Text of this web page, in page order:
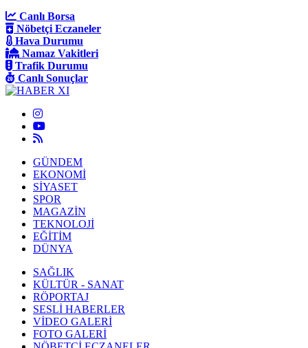
Canlı Borsa
Nöbetçi Eczaneler
Hava Durumu
Namaz Vakitleri
Trafik Durumu
Canlı Sonuçlar
GÜNDEM
EKONOMİ
SİYASET
SPOR
MAGAZİN
TEKNOLOJİ
EĞİTİM
DÜNYA
SAĞLIK
KÜLTÜR - SANAT
RÖPORTAJ
SESLİ HABERLER
VİDEO GALERİ
FOTO GALERİ